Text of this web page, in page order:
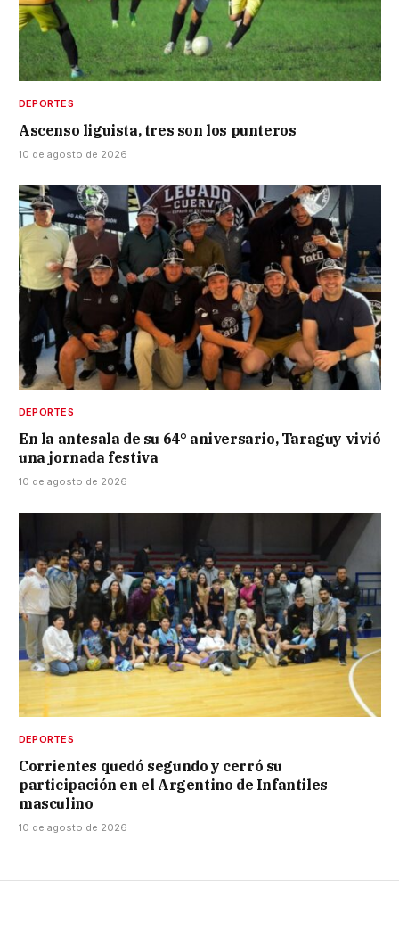
DEPORTES
Ascenso liguista, tres son los punteros
10 de agosto de 2026
DEPORTES
En la antesala de su 64° aniversario, Taraguy vivió
una jornada festiva
10 de agosto de 2026
DEPORTES
Corrientes quedó segundo y cerró su
participación en el Argentino de Infantiles
masculino
10 de agosto de 2026